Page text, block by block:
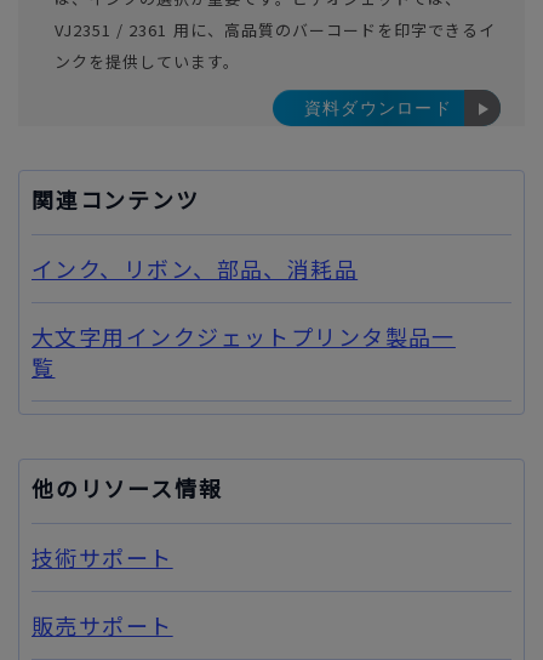
VJ2351 / 2361 用に、高品質のバーコードを印字できるイ
ンクを提供しています。
資料ダウンロード
関連コンテンツ
インク、リボン、部品、消耗品
大文字用インクジェットプリンタ製品一
覧
他のリソース情報
技術サポート
販売サポート